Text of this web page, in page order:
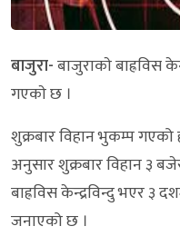
बाजुरा-बाजुराकाे बाह्रविस
गएकाे छ ।
शुक्रबार विहान भुकम्प गएको
अनुसार शुक्रबार विहान ३
बाह्रविस केन्द्रविन्दु भएर
जनाएको छ ।